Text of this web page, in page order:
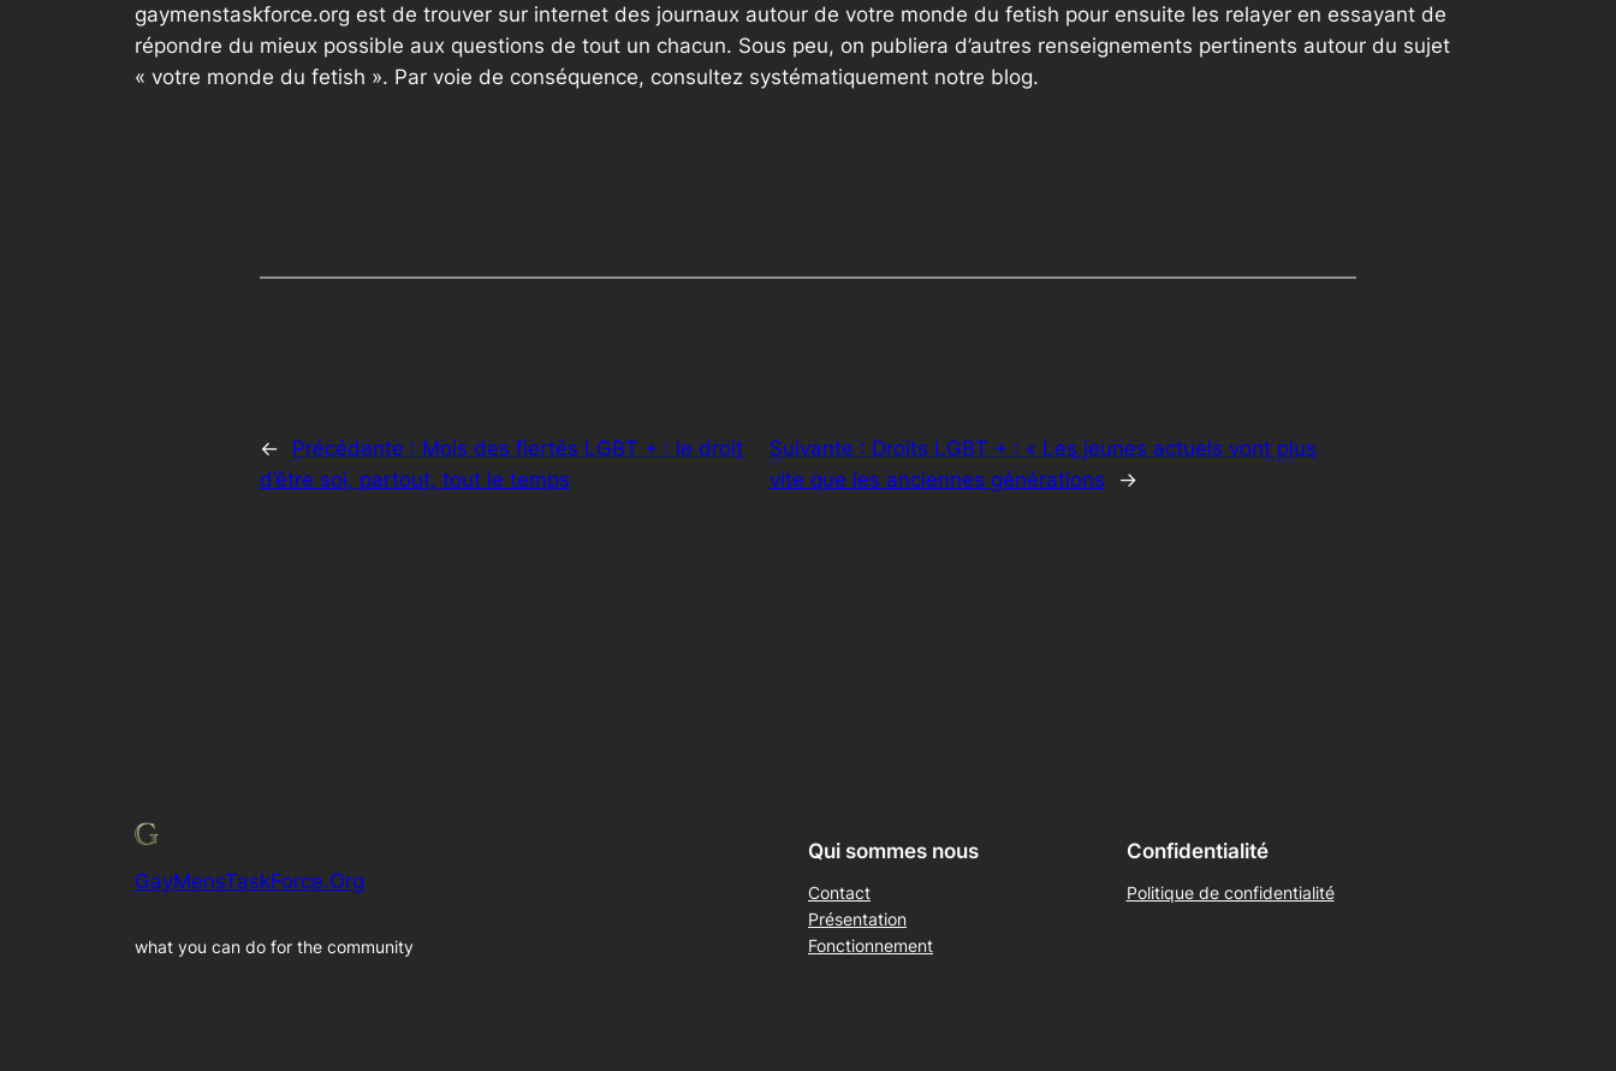
gaymenstaskforce.org est de trouver sur internet des journaux autour de votre monde du fetish pour ensuite les relayer en essayant de
répondre du mieux possible aux questions de tout un chacun. Sous peu, on publiera d’autres renseignements pertinents autour du sujet
« votre monde du fetish ». Par voie de conséquence, consultez systématiquement notre blog.
← Précédente : Mois des fiertés LGBT + : le droit
d’être soi, partout, tout le temps
Suivante : Droits LGBT + : « Les jeunes actuels vont plus
vite que les anciennes générations
→
GayMensTaskForce.Org
what you can do for the community
Qui sommes nous
Contact
Présentation
Fonctionnement
Confidentialité
Politique de confidentialité